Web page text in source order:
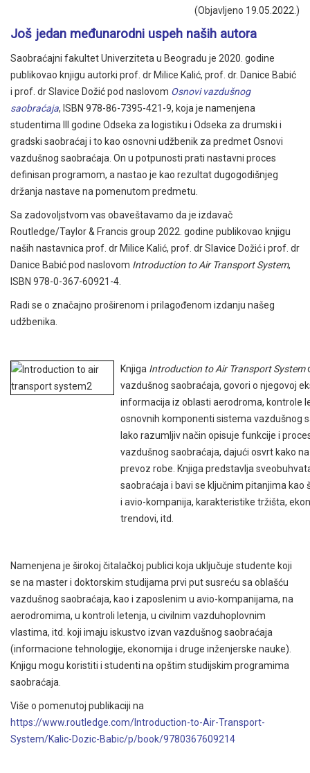
(Objavljeno 19.05.2022.)
Još jedan međunarodni uspeh naših autora
Saobraćajni fakultet Univerziteta u Beogradu je 2020. godine
publikovao knjigu autorki prof. dr Milice Kalić, prof. dr. Danice Babić
i prof. dr Slavice Dožić pod naslovom Osnovi vazdušnog
saobraćaja, ISBN 978-86-7395-421-9, koja je namenjena
studentima III godine Odseka za logistiku i Odseka za drumski i
gradski saobraćaj i to kao osnovni udžbenik za predmet Osnovi
vazdušnog saobraćaja. On u potpunosti prati nastavni proces
definisan programom, a nastao je kao rezultat dugogodišnjeg
držanja nastave na pomenutom predmetu.
Sa zadovoljstvom vas obaveštavamo da je izdavač
Routledge/Taylor & Francis group 2022. godine publikovao knjigu
naših nastavnica prof. dr Milice Kalić, prof. dr Slavice Dožić i prof. dr
Danice Babić pod naslovom Introduction to Air Transport System,
ISBN 978-0-367-60921-4.
Radi se o značajno proširenom i prilagođenom izdanju našeg
udžbenika.
Knjiga Introduction to Air Transport System
vazdušnog saobraćaja, govori o njegovoj
informacija iz oblasti aerodroma, kontrole
osnovnih komponenti sistema vazdušnog
lako razumljiv način opisuje funkcije i
vazdušnog saobraćaja, dajući osvrt kako
prevoz robe. Knjiga predstavlja
saobraćaja i bavi se ključnim pitanjima kao
i avio-kompanija, karakteristike tržišta,
trendovi, itd.
Namenjena je širokoj čitalačkoj publici koja uključuje studente koji
se na master i doktorskim studijama prvi put susreću sa oblašću
vazdušnog saobraćaja, kao i zaposlenim u avio-kompanijama, na
aerodromima, u kontroli letenja, u civilnim vazduhoplovnim
vlastima, itd. koji imaju iskustvo izvan vazdušnog saobraćaja
(informacione tehnologije, ekonomija i druge inženjerske nauke).
Knjigu mogu koristiti i studenti na opštim studijskim programima
saobraćaja.
Više o pomenutoj publikaciji na
https://www.routledge.com/Introduction-to-Air-Transport-
System/Kalic-Dozic-Babic/p/book/9780367609214